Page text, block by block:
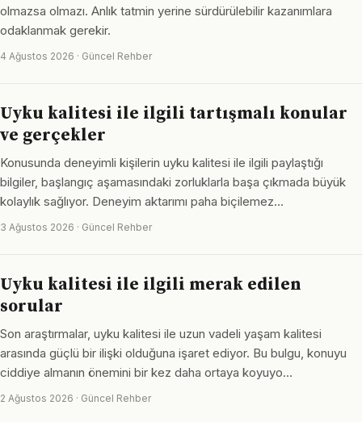
olmazsa olmazı. Anlık tatmin yerine sürdürülebilir kazanımlara
odaklanmak gerekir.
4 Ağustos 2026 · Güncel Rehber
Uyku kalitesi ile ilgili tartışmalı konular
ve gerçekler
Konusunda deneyimli kişilerin uyku kalitesi ile ilgili paylaştığı
bilgiler, başlangıç aşamasındaki zorluklarla başa çıkmada büyük
kolaylık sağlıyor. Deneyim aktarımı paha biçilemez…
3 Ağustos 2026 · Güncel Rehber
Uyku kalitesi ile ilgili merak edilen
sorular
Son araştırmalar, uyku kalitesi ile uzun vadeli yaşam kalitesi
arasında güçlü bir ilişki olduğuna işaret ediyor. Bu bulgu, konuyu
ciddiye almanın önemini bir kez daha ortaya koyuyo…
2 Ağustos 2026 · Güncel Rehber